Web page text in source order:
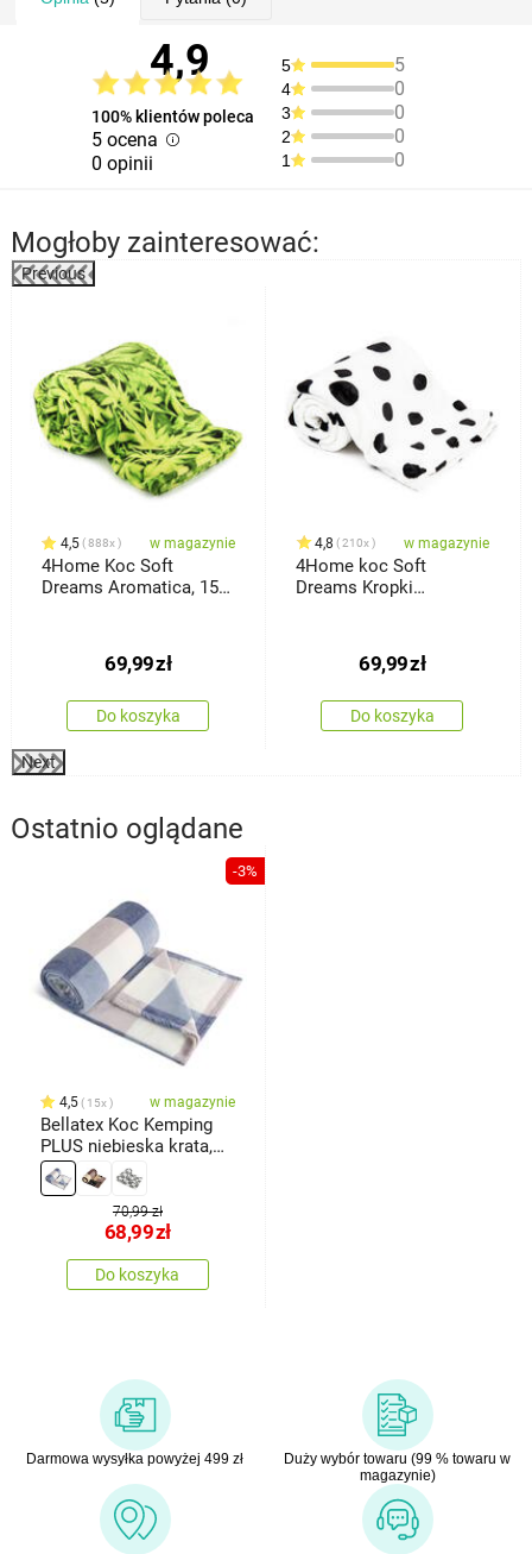
4,9
100% klientów poleca
5 ocena
0 opinii
5 5
4 0
3 0
2 0
1 0
Mogłoby zainteresować:
Previous
4,5 888x w magazynie
4Home Koc Soft
Dreams Aromatica, 150
69,99zł
Do koszyka
4,8 210x w magazynie
4Home koc Soft
Dreams Kropki
69,99zł
Do koszyka
Next
Ostatnio oglądane
-3%
4,5 15x w magazynie
Bellatex Koc Kemping
PLUS niebieska krata,
150 x 200 cm
70,99 zł
68,99zł
Do koszyka
Darmowa wysyłka powyżej 499 zł
Duży wybór towaru (99 % towaru w
magazynie)